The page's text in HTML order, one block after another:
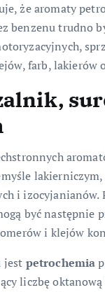
że aromaty
benzenu trudno
farb, lakierów
i
być następnie
i klejów
jest petrochemia
liczbę